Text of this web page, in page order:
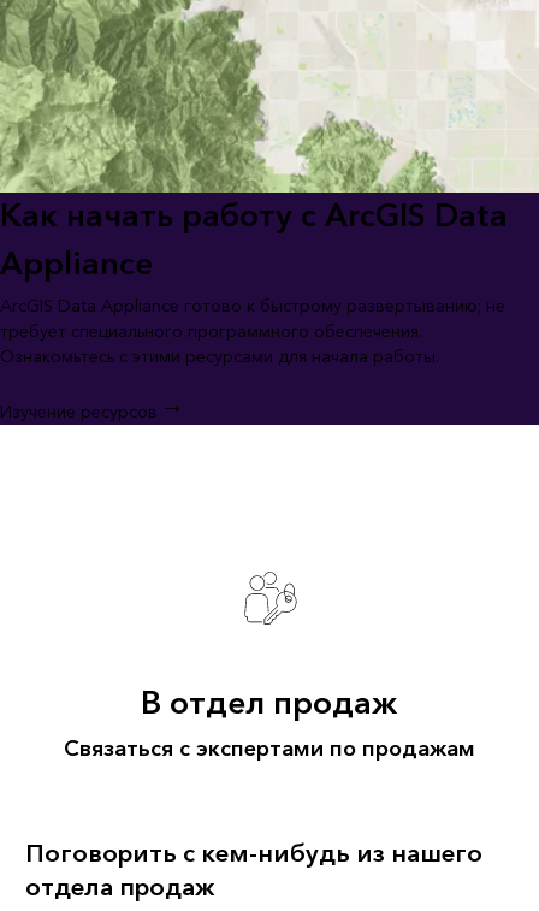
Как начать работу с ArcGIS Data
Appliance
ArcGIS Data Appliance готово к быстрому развертыванию; не
требует специального программного обеспечения.
Ознакомьтесь с этими ресурсами для начала работы.
Изучение ресурсов
В отдел продаж
Связаться с экспертами по продажам
Поговорить с кем-нибудь из нашего
отдела продаж